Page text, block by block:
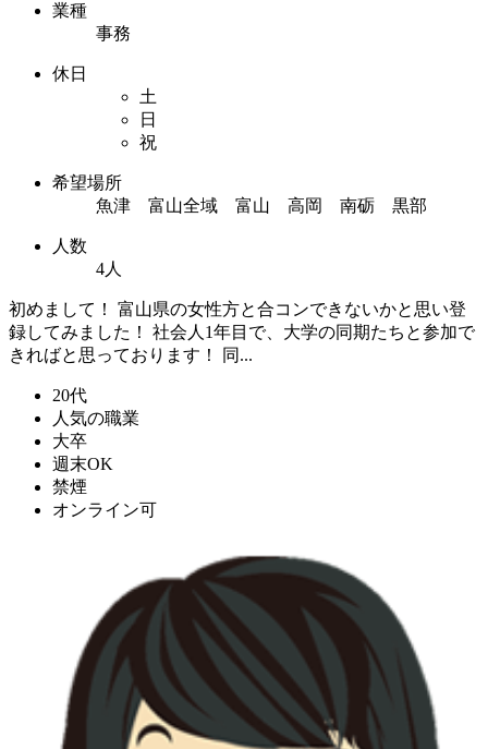
業種
事務
休日
土
日
祝
希望場所
魚津 富山全域 富山 高岡 南砺 黒部
人数
4人
初めまして！ 富山県の女性方と合コンできないかと思い登
録してみました！ 社会人1年目で、大学の同期たちと参加で
きればと思っております！ 同...
20代
人気の職業
大卒
週末OK
禁煙
オンライン可